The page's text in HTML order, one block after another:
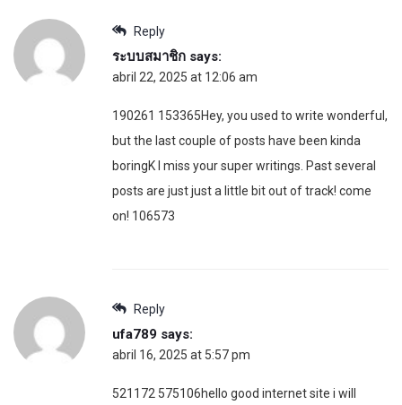
Reply
ระบบสมาชิก says:
abril 22, 2025 at 12:06 am
190261 153365Hey, you used to write wonderful,
but the last couple of posts have been kinda
boringK I miss your super writings. Past several
posts are just just a little bit out of track! come
on! 106573
Reply
ufa789 says:
abril 16, 2025 at 5:57 pm
521172 575106hello good internet site i will